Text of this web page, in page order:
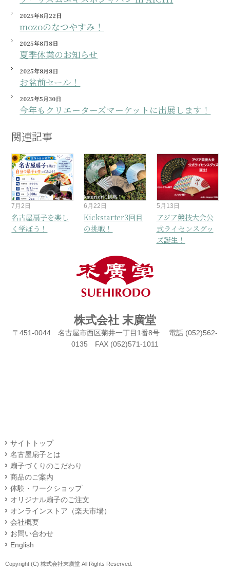
2025年8月22日
mozoのなつやすみ！
2025年8月8日
夏季休業のお知らせ
2025年8月8日
お盆前セール！
2025年5月30日
今年もクリエーターズマーケットに出展します！
関連記事
7月2日
名古屋扇子を楽し
く学ぼう！
6月22日
Kickstarter3回目
の挑戦！
5月13日
アジア競技大会公
式ライセンスグッ
ズ誕生！
株式会社 末廣堂
〒451-0044 名古屋市西区菊井一丁目1番8号 電話 (052)562-
0135 FAX (052)571-1011
サイトトップ
名古屋扇子とは
扇子づくりのこだわり
商品のご案内
体験・ワークショップ
オリジナル扇子のご注文
オンラインストア（楽天市場）
会社概要
お問い合わせ
English
Copyright (C) 株式会社末廣堂 All Rights Reserved.